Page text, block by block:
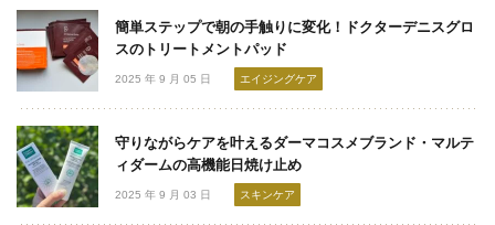
簡単ステップで朝の手触りに変化！ドクターデニスグロ
スのトリートメントパッド
2025 年 9 月 05 日 エイジングケア
守りながらケアを叶えるダーマコスメブランド・マルテ
ィダームの高機能日焼け止め
2025 年 9 月 03 日 スキンケア